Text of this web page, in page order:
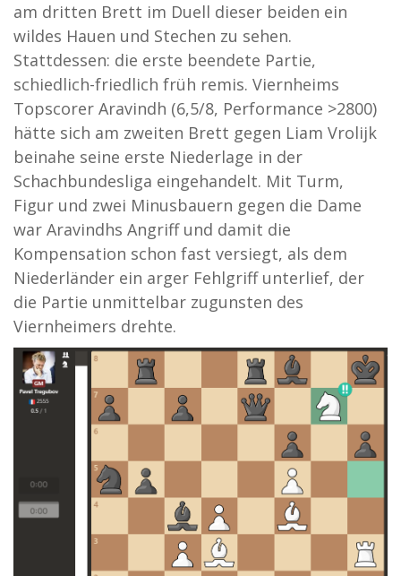
am dritten Brett im Duell dieser beiden ein
wildes Hauen und Stechen zu sehen.
Stattdessen: die erste beendete Partie,
schiedlich-friedlich früh remis. Viernheims
Topscorer Aravindh (6,5/8, Performance >2800)
hätte sich am zweiten Brett gegen Liam Vrolijk
beinahe seine erste Niederlage in der
Schachbundesliga eingehandelt. Mit Turm,
Figur und zwei Minusbauern gegen die Dame
war Aravindhs Angriff und damit die
Kompensation schon fast versiegt, als dem
Niederländer ein arger Fehlgriff unterlief, der
die Partie unmittelbar zugunsten des
Viernheimers drehte.